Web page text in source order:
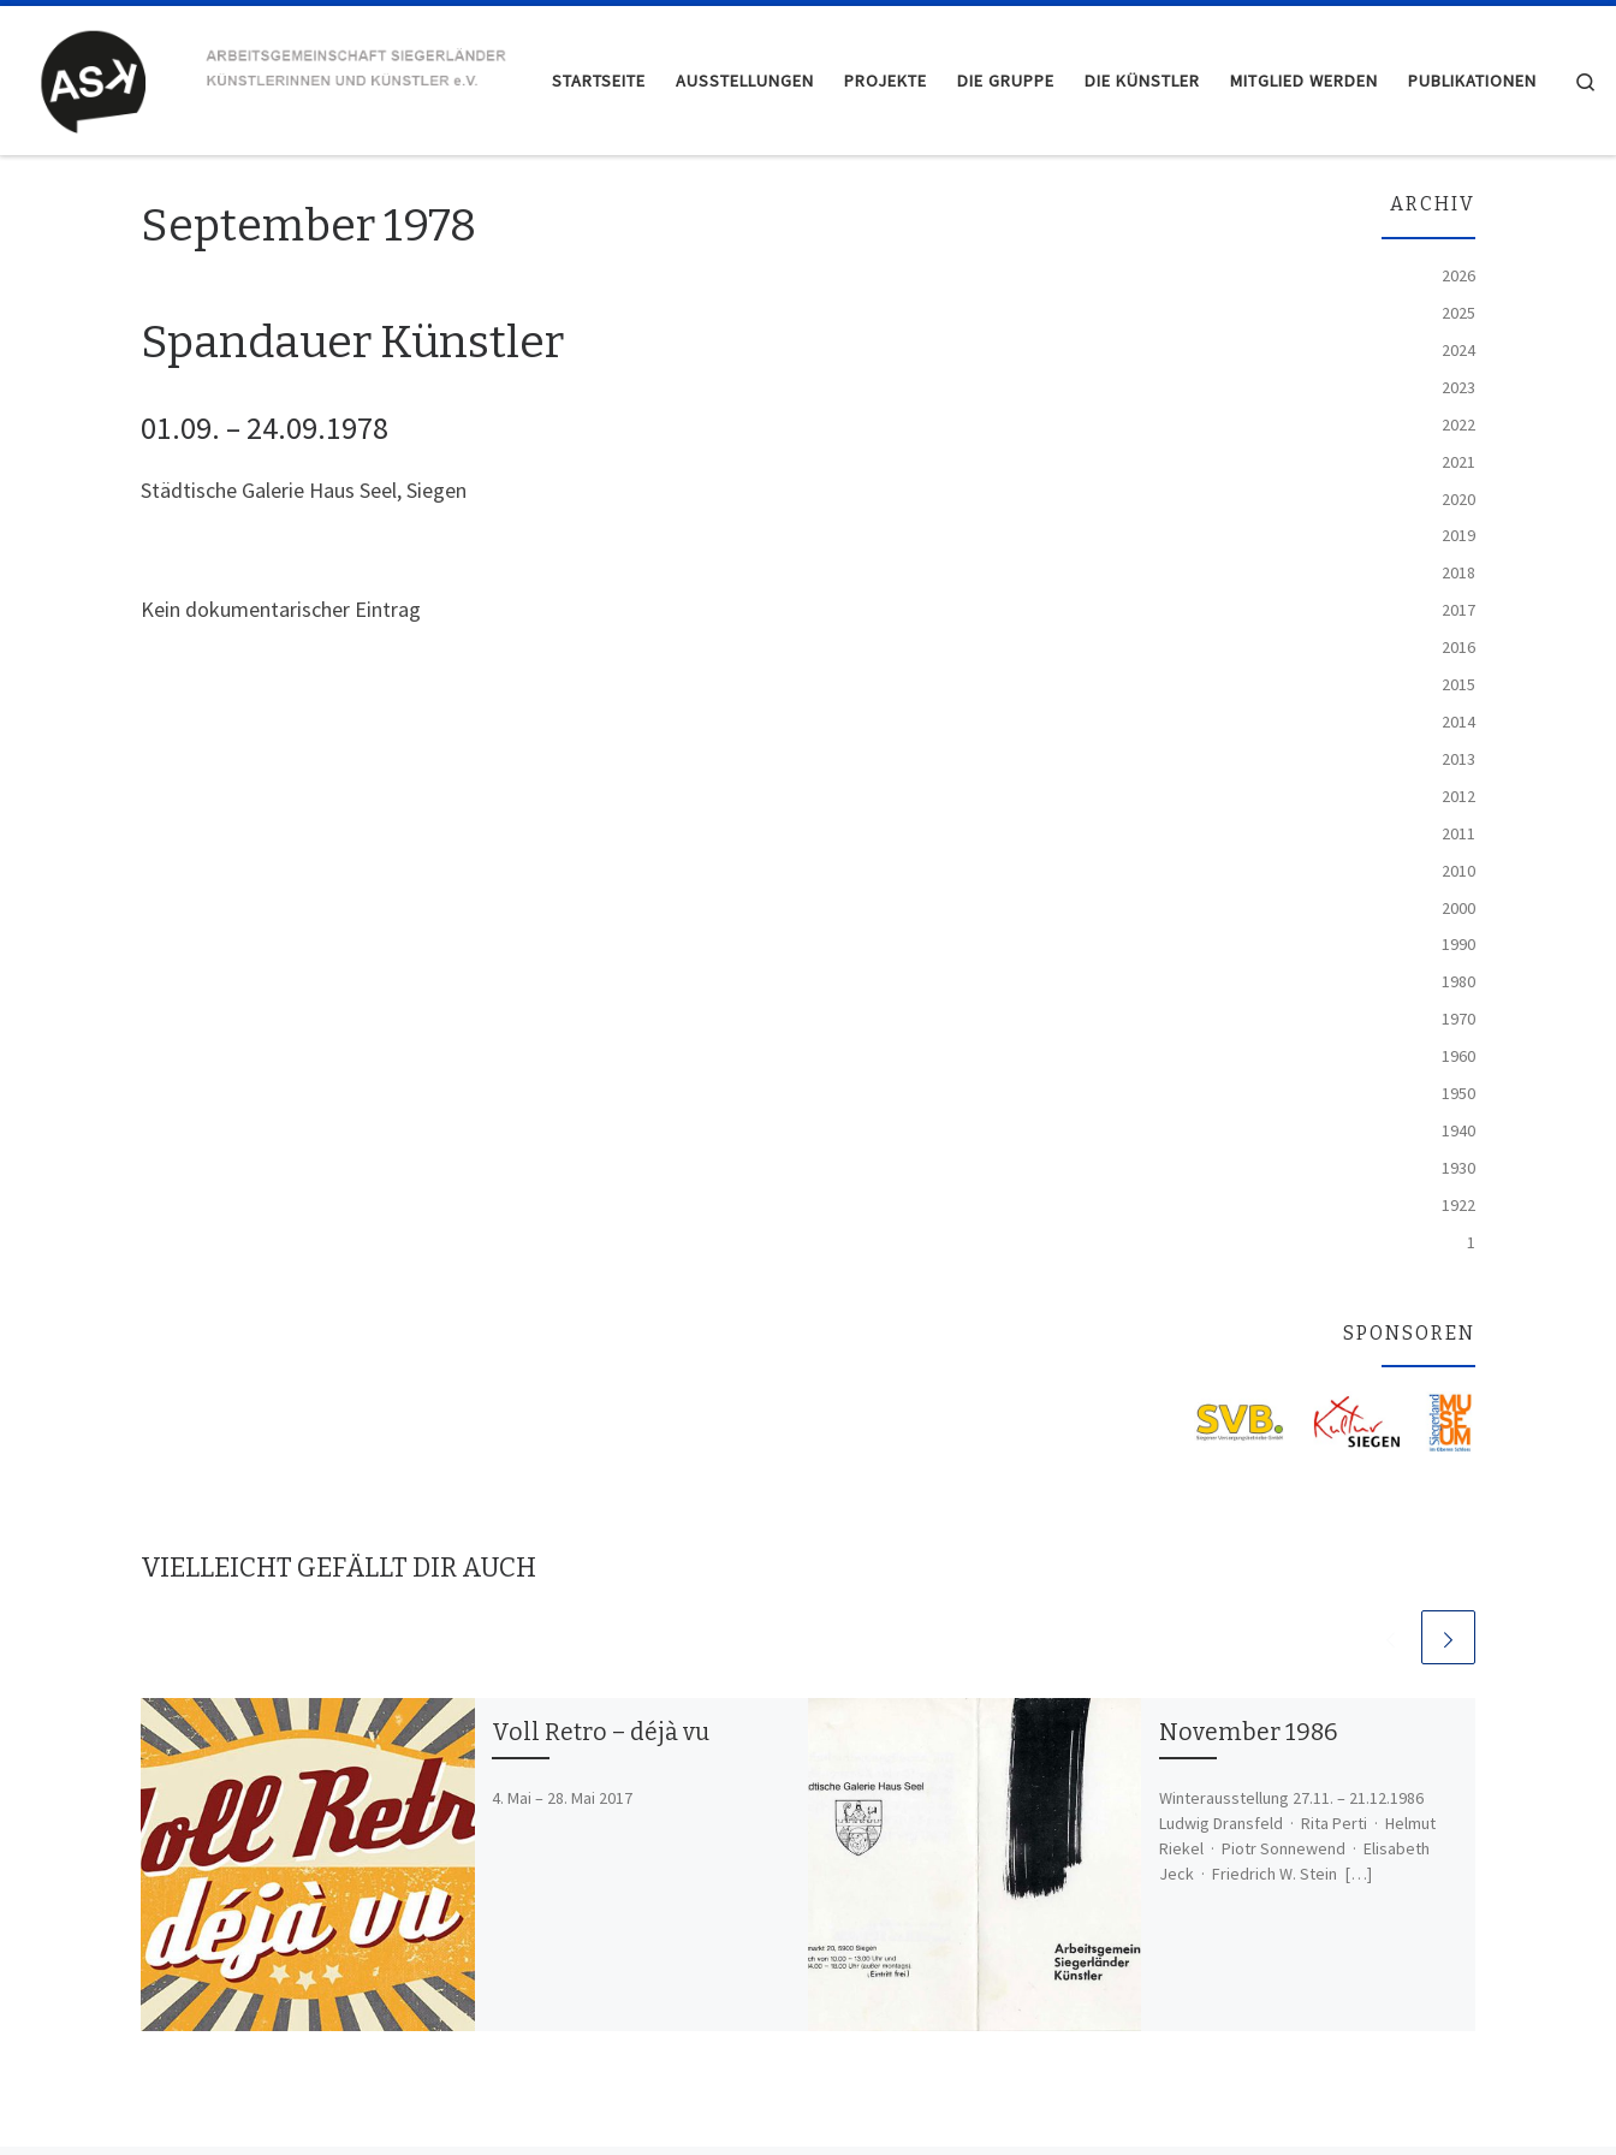
Zum Inhalt springen
STARTSEITE AUSSTELLUNGEN PROJEKTE DIE GRUPPE DIE KÜNSTLER MITGLIED WERDEN PUBLIKATIONEN
September 1978
Spandauer Künstler
01.09. – 24.09.1978
Städtische Galerie Haus Seel, Siegen
Kein dokumentarischer Eintrag
VIELLEICHT GEFÄLLT DIR AUCH
Voll Retro – déjà vu
4. Mai – 28. Mai 2017
November 1986
Winterausstellung 27.11. – 21.12.1986
Ludwig Dransfeld · Rita Perti · Helmut
Riekel · Piotr Sonnewend · Elisabeth
Jeck · Friedrich W. Stein […]
ARCHIV
2026
2025
2024
2023
2022
2021
2020
2019
2018
2017
2016
2015
2014
2013
2012
2011
2010
2000
1990
1980
1970
1960
1950
1940
1930
1922
1
SPONSOREN